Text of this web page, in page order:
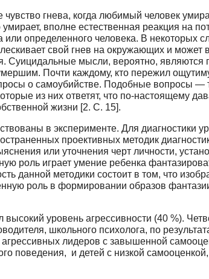
гнева, когда любимый человек
вполне естественная реакция на
определенного человека. В некоторых
свой гнев на окру­жающих и может
Суицидальные мысли, вероятно,
Почти каждому, кто пережил
о самоубийстве. Подобные вопросы —
из них отве­тят, что по-настоящему
жизни [2. С. 15].
в эксперименте. Для диагностики
проективных методик
или уточнения черт личности,
роль играет умение ребенка
данной методики состоит в том, что
роль в формировании образов
уровень агрессивности (40 %).
школьного психолога, по
лидеров с завышенной
поведения, и детей с низкой